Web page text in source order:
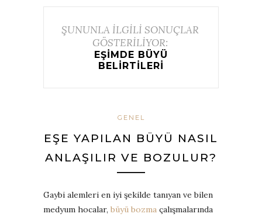
ŞUNUNLA İLGİLİ SONUÇLAR
GÖSTERİLİYOR:
EŞIMDE BÜYÜ
BELIRTILERI
GENEL
EŞE YAPILAN BÜYÜ NASIL
ANLAŞILIR VE BOZULUR?
Gaybi alemleri en iyi şekilde tanıyan ve bilen
medyum hocalar, büyü bozma çalışmalarında